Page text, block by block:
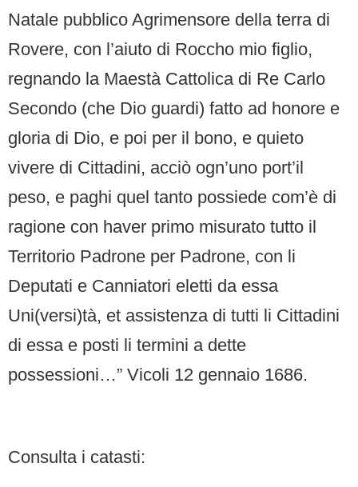
Natale pubblico Agrimensore della terra di
Rovere, con l’aiuto di Roccho mio figlio,
regnando la Maestà Cattolica di Re Carlo
Secondo (che Dio guardi) fatto ad honore e
gloria di Dio, e poi per il bono, e quieto
vivere di Cittadini, acciò ogn’uno port’il
peso, e paghi quel tanto possiede com’è di
ragione con haver primo misurato tutto il
Territorio Padrone per Padrone, con li
Deputati e Canniatori eletti da essa
Uni(versi)tà, et assistenza di tutti li Cittadini
di essa e posti li termini a dette
possessioni…” Vicoli 12 gennaio 1686.
Consulta i catasti: